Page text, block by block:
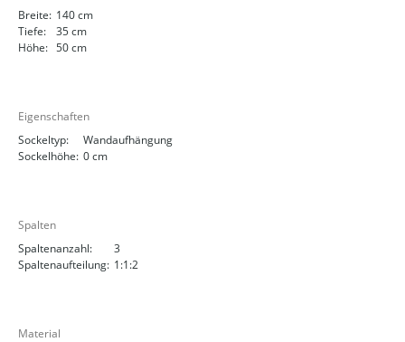
Breite: 140 cm
Tiefe:
35 cm
Höhe: 50 cm
Eigenschaften
Sockeltyp:
Wandaufhängung
Sockelhöhe: 0 cm
Spalten
Spaltenanzahl:
3
Spaltenaufteilung: 1:1:2
Material